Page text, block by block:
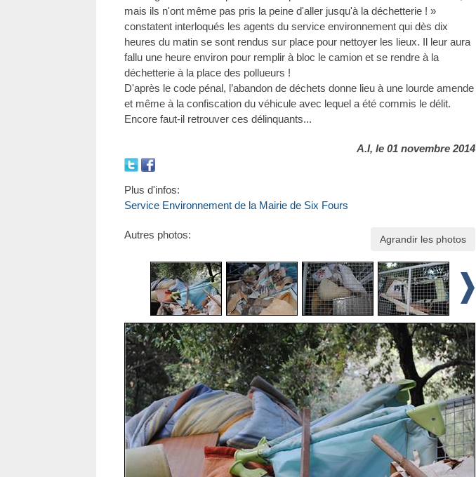
mais ils n'ont même pas pris la peine d'aller jusqu'à la déchetterie ! »
constatent interloqués les agents du service environnement qui dès dix
heures du matin se sont rendus sur place pour nettoyer les lieux. Il leur aura
fallu une heure environ pour remplir à bloc le camion et se rendre à la
déchetterie à la place des pollueurs !
D'après le code pénal, l’abandon de déchets donne lieu à une lourde amende
et même à la confiscation du véhicule avec lequel a été commis le délit.
Encore faut-il retrouver ces délinquants...
A.I, le 01 novembre 2014
Plus d'infos:
Service Environnement de la Mairie de Six Fours
Agrandir les photos
Autres photos: